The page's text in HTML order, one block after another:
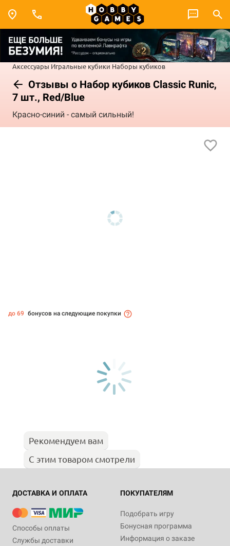
Аксессуары Игральные кубики Наборы кубиков
Отзывы о Набор кубиков Classic Runic,
7 шт., Red/Blue
Красно-синий - самый сильный!
до 69 бонусов на следующие покупки
Рекомендуем вам
С этим товаром смотрели
ДОСТАВКА И ОПЛАТА
Способы оплаты
Службы доставки
ПОКУПАТЕЛЯМ
Подобрать игру
Бонусная программа
Информация о заказе